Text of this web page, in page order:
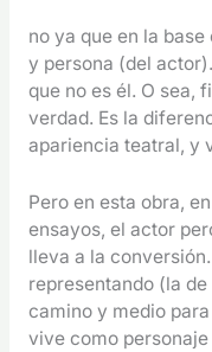
no ya que en la
y persona (del
que no es él. O sea,
verdad. Es la
apariencia teatral, y
Pero en esta obra,
ensayos, el actor
lleva a la
representando (la
camino y medio
vive como